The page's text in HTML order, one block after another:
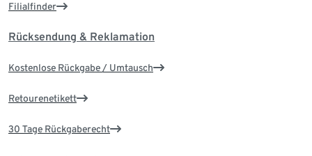
Filialfinder
Rücksendung & Reklamation
Kostenlose Rückgabe / Umtausch
Retourenetikett
30 Tage Rückgaberecht